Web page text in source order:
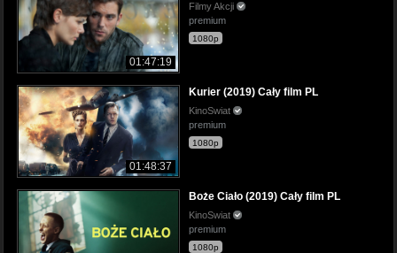
01:47:19
Filmy Akcji
premium
1080p
01:48:37
Kurier (2019) Cały film PL
KinoSwiat
premium
1080p
Boże Ciało (2019) Cały film PL
KinoSwiat
premium
1080p